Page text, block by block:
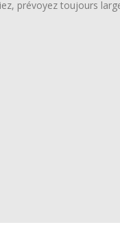
prévoyez toujours